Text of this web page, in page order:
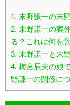
1. 末野謙一の末
2. 末野謙一の案
る？これは何を
3. 末野謙一と末
4. 梅宮辰夫の娘
野謙一の関係につ